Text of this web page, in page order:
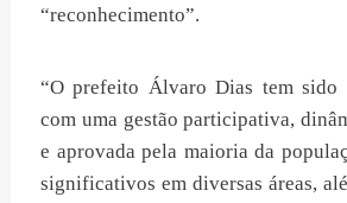
“reconhecimento”.
“O prefeito Álvaro Dias tem sido
com uma gestão participativa,
e aprovada pela maioria da
significativos em diversas áreas,